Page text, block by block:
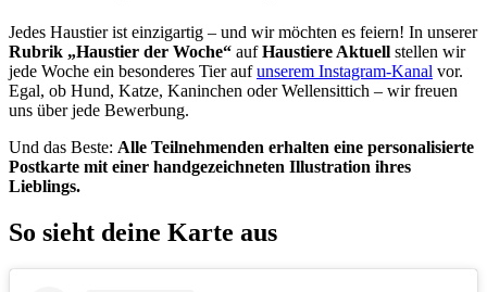
Jedes Haustier ist einzigartig – und wir möchten es feiern! In unserer
Rubrik „Haustier der Woche“ aufHaustiere Aktuell stellen wir
jede Woche ein besonderes Tier aufunserem Instagram-Kanal vor.
Egal, ob Hund, Katze, Kaninchen oder Wellensittich – wir freuen
uns über jede Bewerbung.
Und das Beste: Alle Teilnehmenden erhalten eine personalisierte
Postkarte mit einer handgezeichneten Illustration ihres
Lieblings.
So sieht deine Karte aus